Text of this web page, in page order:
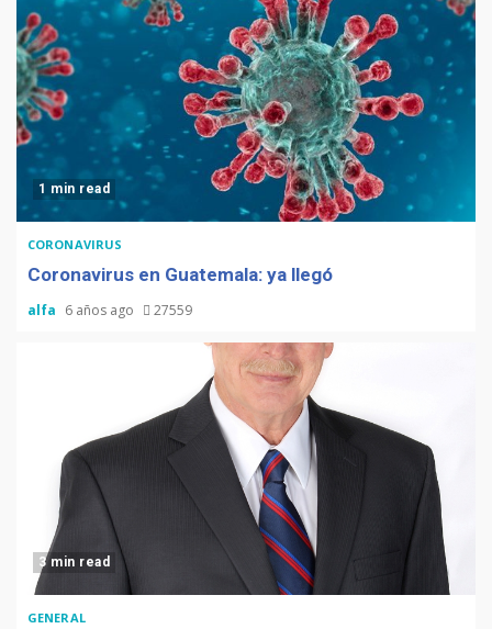
1 min read
CORONAVIRUS
Coronavirus en Guatemala: ya llegó
alfa 6 años ago 27559
3 min read
GENERAL